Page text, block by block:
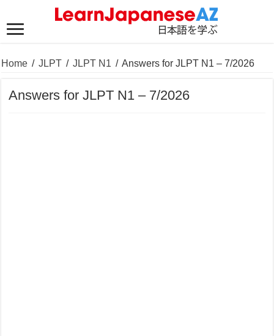
Home / JLPT / JLPT N1 / Answers for JLPT N1 – 7/2026
Answers for JLPT N1 – 7/2026